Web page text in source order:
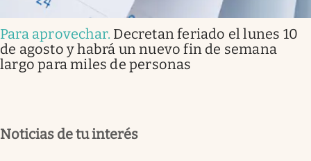
Para aprovechar. Decretan feriado el lunes 10
de agosto y habrá un nuevo fin de semana
largo para miles de personas
Noticias de tu interés